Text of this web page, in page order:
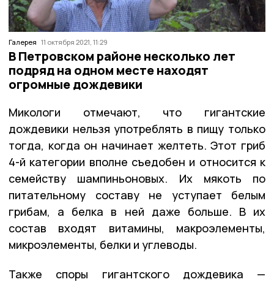
Галерея 11 октября 2021, 11:29
В Петровском районе несколько лет
подряд на одном месте находят
огромные дождевики
Микологи отмечают, что гигантские
дождевики нельзя употреблять в пищу только
тогда, когда он начинает желтеть. Этот гриб
4-й категории вполне съедобен и относится к
семейству шампиньоновых. Их мякоть по
питательному составу не уступает белым
грибам, а белка в ней даже больше. В их
состав входят витамины, макроэлементы,
микроэлементы, белки и углеводы.
Также споры гигантского дождевика —